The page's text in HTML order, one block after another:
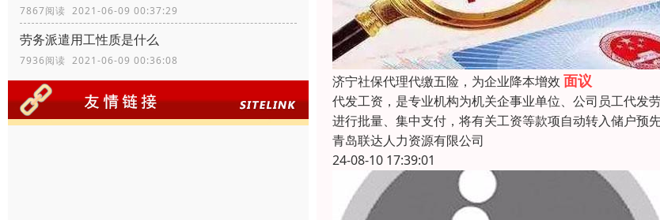
7867阅读 2021-06-09 00:37:29
劳务派遣用工性质是什么
7936阅读 2021-06-09 00:36:08
济宁社保代理代缴五险，为企业降本增效 面议
代发工资，是专业机构为机关企事业单位、公司员工代发
进行批量、集中支付，将有关工资等款项自动转入储户预
青岛联达人力资源有限公司
24-08-10 17:39:01